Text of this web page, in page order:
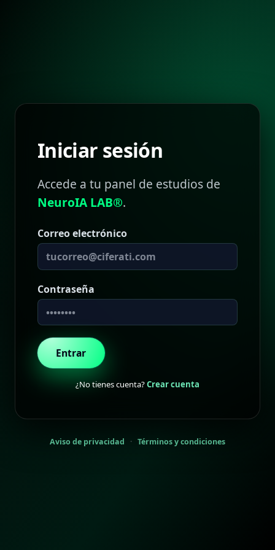
Iniciar sesión
Accede a tu panel de estudios de
NeuroIA LAB®.
Correo electrónico
Contraseña
Entrar
¿No tienes cuenta?Crear cuenta
Aviso de privacidad · Términos y condiciones